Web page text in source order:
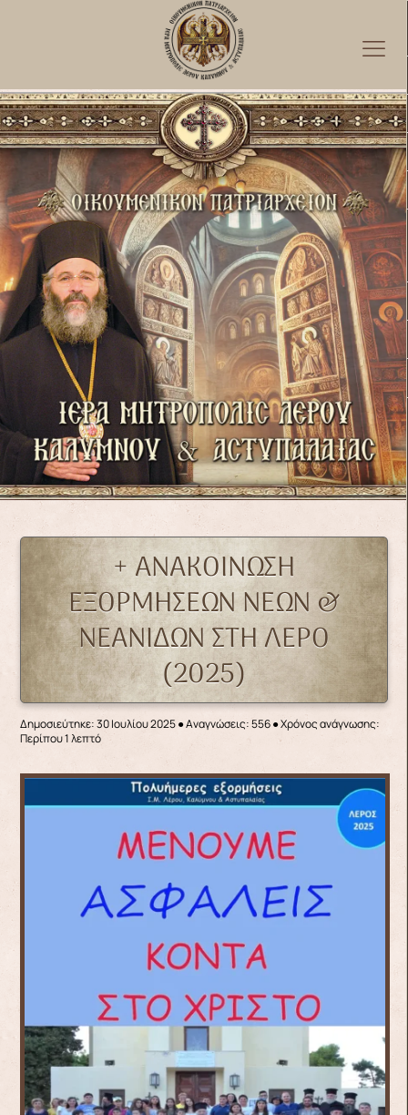
+ ΑΝΑΚΟΙΝΩΣΗ
ΕΞΟΡΜΗΣΕΩΝ ΝΕΩΝ &
ΝΕΑΝΙΔΩΝ ΣΤΗ ΛΕΡΟ
(2025)
Δημοσιεύτηκε: 30 Ιουλίου 2025●Αναγνώσεις: 556● Χρόνος ανάγνωσης:
Περίπου 1 λεπτό